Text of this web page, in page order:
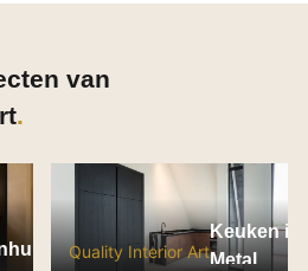
van
Almere
Quality Interior Art
Keuken in
Metal